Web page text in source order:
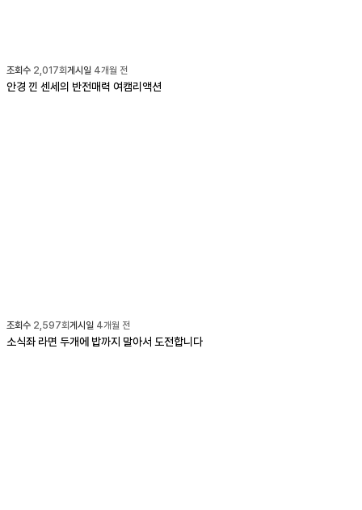
조회수 2,017회게시일 4개월 전
안경 낀 센세의 반전매력 여캠리액션
조회수 2,597회게시일 4개월 전
소식좌 라면 두개에 밥까지 말아서 도전합니다